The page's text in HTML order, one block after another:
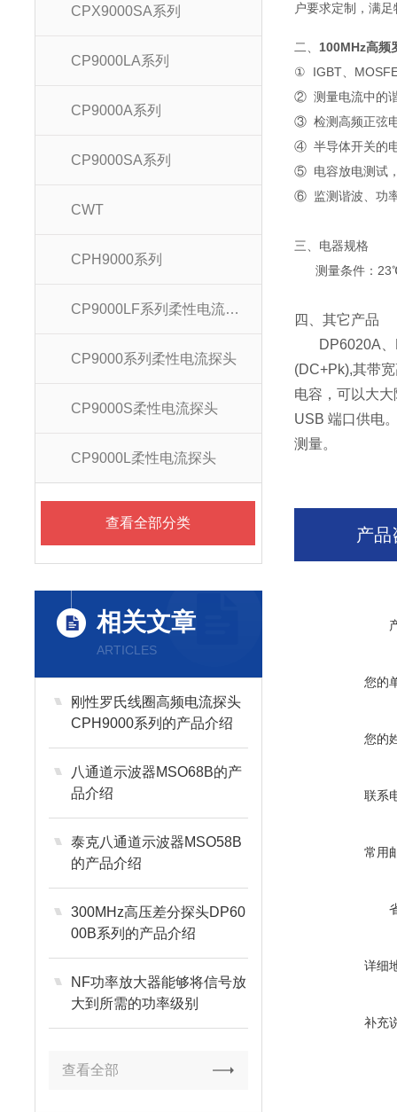
CPX9000SA系列
CP9000LA系列
CP9000A系列
CP9000SA系列
CWT
CPH9000系列
CP9000LF系列柔性电流探头
CP9000系列柔性电流探头
CP9000S柔性电流探头
CP9000L柔性电流探头
查看全部分类
相关文章
ARTICLES
刚性罗氏线圈高频电流探头
CPH9000系列的产品介绍
八通道示波器MSO68B的产
品介绍
泰克八通道示波器MSO58B
的产品介绍
300MHz高压差分探头DP60
00B系列的产品介绍
NF功率放大器能够将信号放
大到所需的功率级别
查看全部
户要求定制，满
二、 100MHz高频
① IGBT、
②测量电流中的
③检测高频正弦
④半导体开关的
⑤ 电容放电测试
⑥ 监测谐波、功
三、 电器规格
测量条件：
四、其它产品
DP6020A、
(DC+Pk),其带
电容，可以大
USB 端口供电
测量。
产品
您的
您的
联系
常用
详细
补充